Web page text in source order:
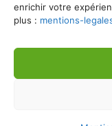
enrichir votre
plus : mentions-
Une réalisation de
Consistoire de Brumath